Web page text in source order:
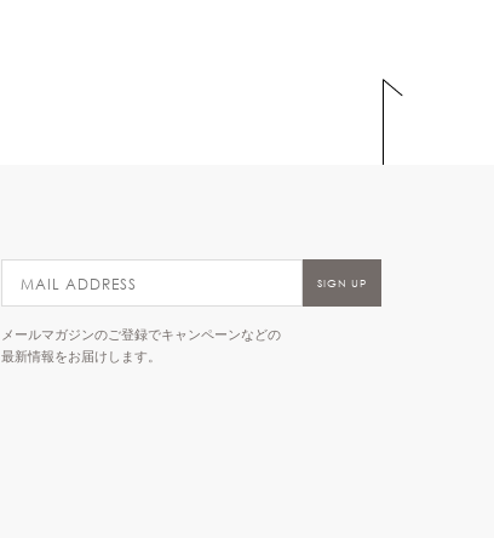
メールマガジンのご登録でキャンペーンなどの
最新情報をお届けします。